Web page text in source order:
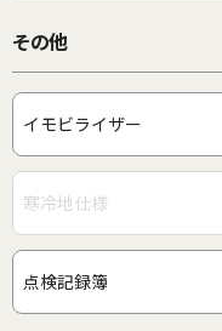
その他
イモビライザー
寒冷地仕様
点検記録簿